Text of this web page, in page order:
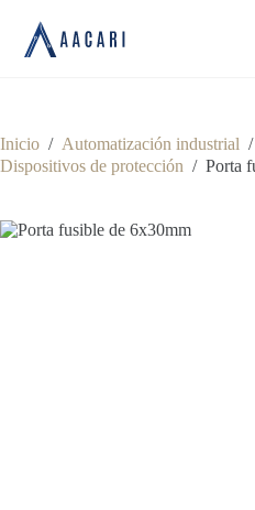
contenido
Inicio / Automatización industrial /
Dispositivos de protección / Porta